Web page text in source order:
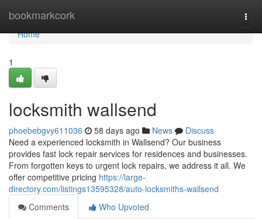
bookmarkcork
Home
Home
1
locksmith wallsend
phoebebgvy611036 58 days ago News
Discuss
Need a experienced locksmith in Wallsend? Our business
provides fast lock repair services for residences and businesses.
From forgotten keys to urgent lock repairs, we address it all. We
offer competitive pricing https://large-
directory.com/listings13595328/auto-locksmiths-wallsend
Comments
Who Upvoted